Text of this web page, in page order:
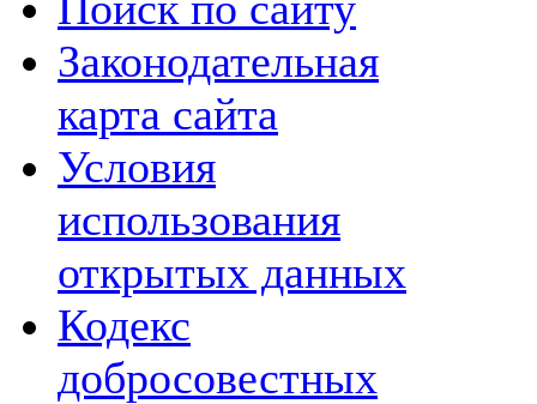
Законодательная
карта сайта
Условия
использования
открытых данных
Кодекс
добросовестных